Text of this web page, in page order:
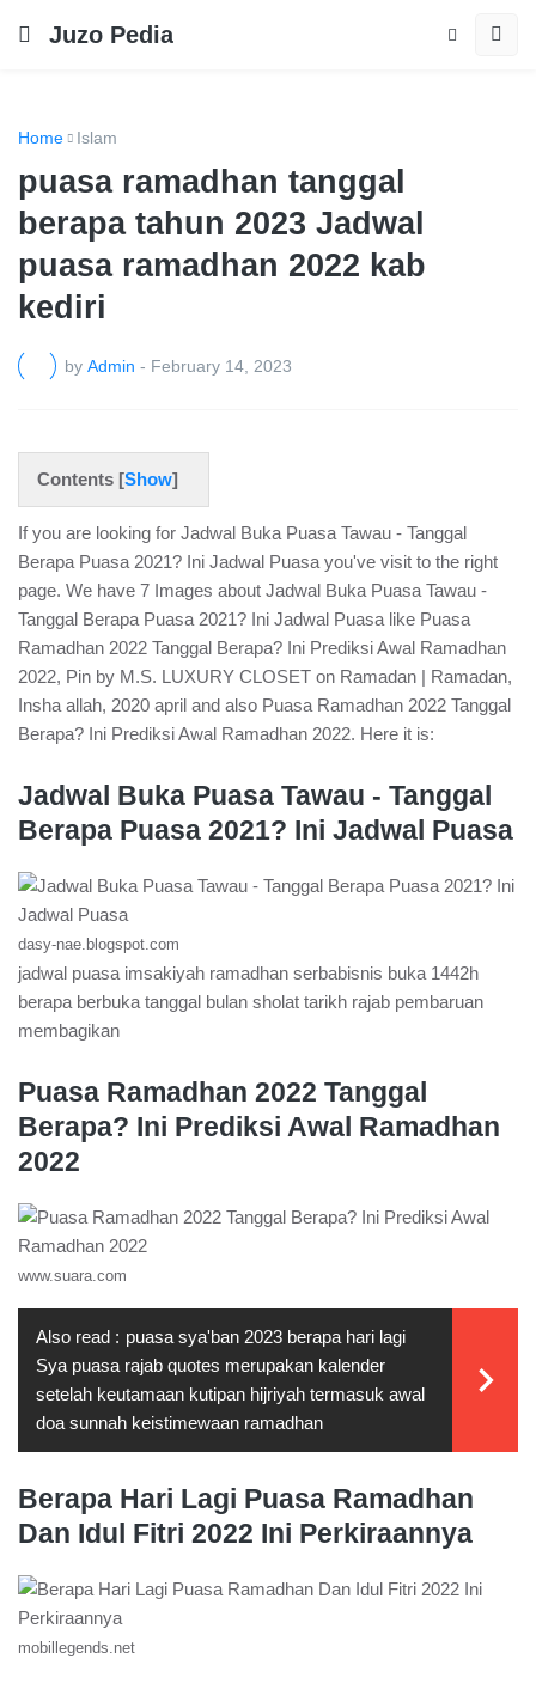
Juzo Pedia
Home Islam
puasa ramadhan tanggal
berapa tahun 2023 Jadwal
puasa ramadhan 2022 kab
kediri
by Admin - February 14, 2023
Contents [Show]
If you are looking for Jadwal Buka Puasa Tawau - Tanggal
Berapa Puasa 2021? Ini Jadwal Puasa you've visit to the right
page. We have 7 Images about Jadwal Buka Puasa Tawau -
Tanggal Berapa Puasa 2021? Ini Jadwal Puasa like Puasa
Ramadhan 2022 Tanggal Berapa? Ini Prediksi Awal Ramadhan
2022, Pin by M.S. LUXURY CLOSET on Ramadan | Ramadan,
Insha allah, 2020 april and also Puasa Ramadhan 2022 Tanggal
Berapa? Ini Prediksi Awal Ramadhan 2022. Here it is:
Jadwal Buka Puasa Tawau - Tanggal
Berapa Puasa 2021? Ini Jadwal Puasa
dasy-nae.blogspot.com
jadwal puasa imsakiyah ramadhan serbabisnis buka 1442h
berapa berbuka tanggal bulan sholat tarikh rajab pembaruan
membagikan
Puasa Ramadhan 2022 Tanggal
Berapa? Ini Prediksi Awal Ramadhan
2022
www.suara.com
Also read : puasa sya'ban 2023 berapa hari lagi
Sya puasa rajab quotes merupakan kalender
setelah keutamaan kutipan hijriyah termasuk awal
doa sunnah keistimewaan ramadhan
Berapa Hari Lagi Puasa Ramadhan
Dan Idul Fitri 2022 Ini Perkiraannya
mobillegends.net